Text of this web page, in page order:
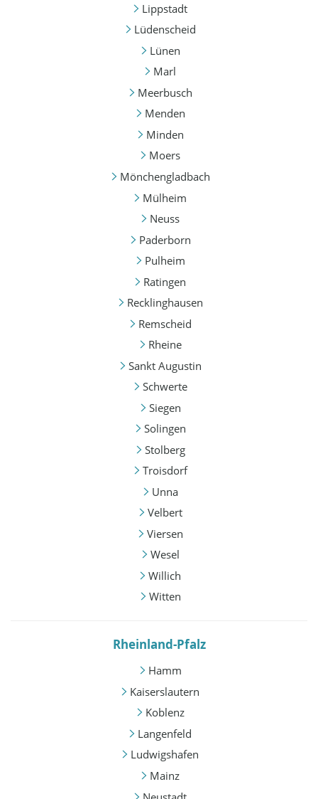
Lippstadt
Lüdenscheid
Lünen
Marl
Meerbusch
Menden
Minden
Moers
Mönchengladbach
Mülheim
Neuss
Paderborn
Pulheim
Ratingen
Recklinghausen
Remscheid
Rheine
Sankt Augustin
Schwerte
Siegen
Solingen
Stolberg
Troisdorf
Unna
Velbert
Viersen
Wesel
Willich
Witten
Rheinland-Pfalz
Hamm
Kaiserslautern
Koblenz
Langenfeld
Ludwigshafen
Mainz